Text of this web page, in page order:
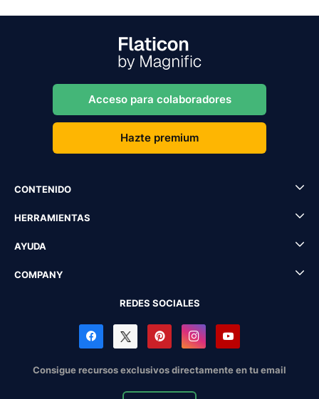
Acceso para colaboradores
Hazte premium
CONTENIDO
HERRAMIENTAS
AYUDA
COMPANY
REDES SOCIALES
Consigue recursos exclusivos directamente en tu email